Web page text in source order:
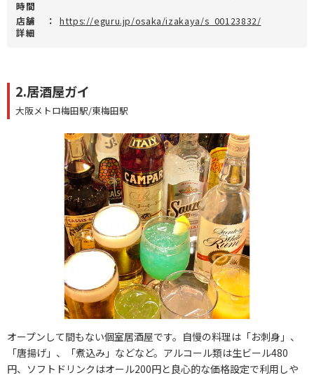
時間
店舗
詳細
： https://eguru.jp/osaka/izakaya/s_00123832/
2.居酒屋ガイ
大阪メトロ梅田駅/東梅田駅
オープンして間もない個室居酒屋です。自慢の料理は「お刺身」、
「唐揚げ」、「煮込み」などなど。アルコール類は生ビール480
円、ソフトドリンクはオール200円と良心的な価格設定で利用しや